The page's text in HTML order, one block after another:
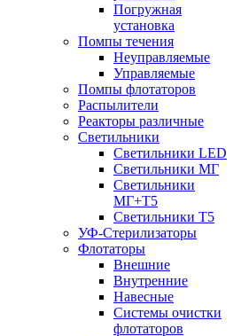
Погружная
установка
Помпы течения
Неуправляемые
Управляемые
Помпы флотаторов
Распылители
Реакторы различные
Светильники
Светильники LED
Светильники МГ
Светильники
МГ+T5
Светильники Т5
УФ-Стерилизаторы
Флотаторы
Внешние
Внутренние
Навесные
Системы очистки
флотаторов